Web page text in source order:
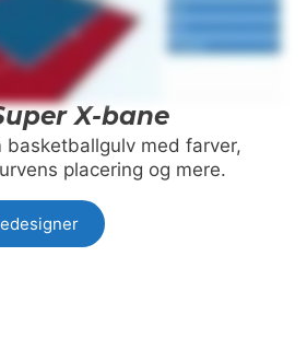
X-bane
basketballgulv med farver,
placering og mere.